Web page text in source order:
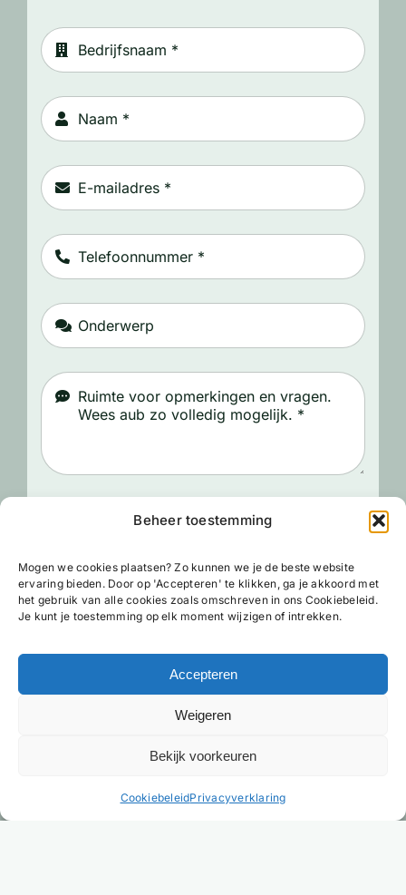
Beheer toestemming
Mogen we cookies plaatsen? Zo kunnen we je de beste website
ervaring bieden. Door op 'Accepteren' te klikken, ga je akkoord met
het gebruik van alle cookies zoals omschreven in ons Cookiebeleid.
Je kunt je toestemming op elk moment wijzigen of intrekken.
Accepteren
Weigeren
Bekijk voorkeuren
CookiebeleidPrivacyverklaring
Versturen